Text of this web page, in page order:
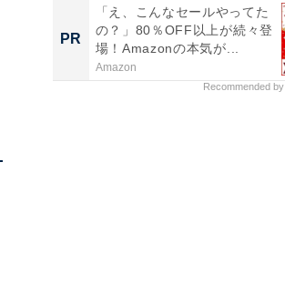
PR
「え、こんなセールやってた
の？」80％OFF以上が続々登
場！Amazonの本気が...
Amazon
Recommended by